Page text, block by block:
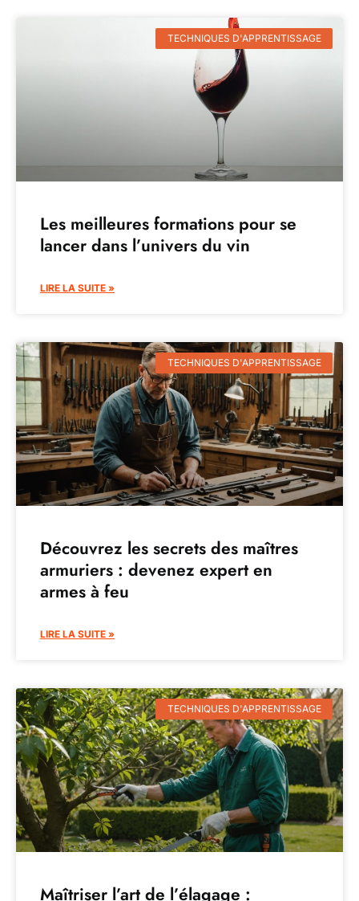
TECHNIQUES D'APPRENTISSAGE
Les meilleures formations pour se
lancer dans l’univers du vin
LIRE LA SUITE »
TECHNIQUES D'APPRENTISSAGE
Découvrez les secrets des maîtres
armuriers : devenez expert en
armes à feu
LIRE LA SUITE »
TECHNIQUES D'APPRENTISSAGE
Maîtriser l’art de l’élagage :